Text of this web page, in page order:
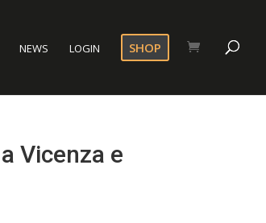
NEWS LOGIN SHOP
Vicenza e